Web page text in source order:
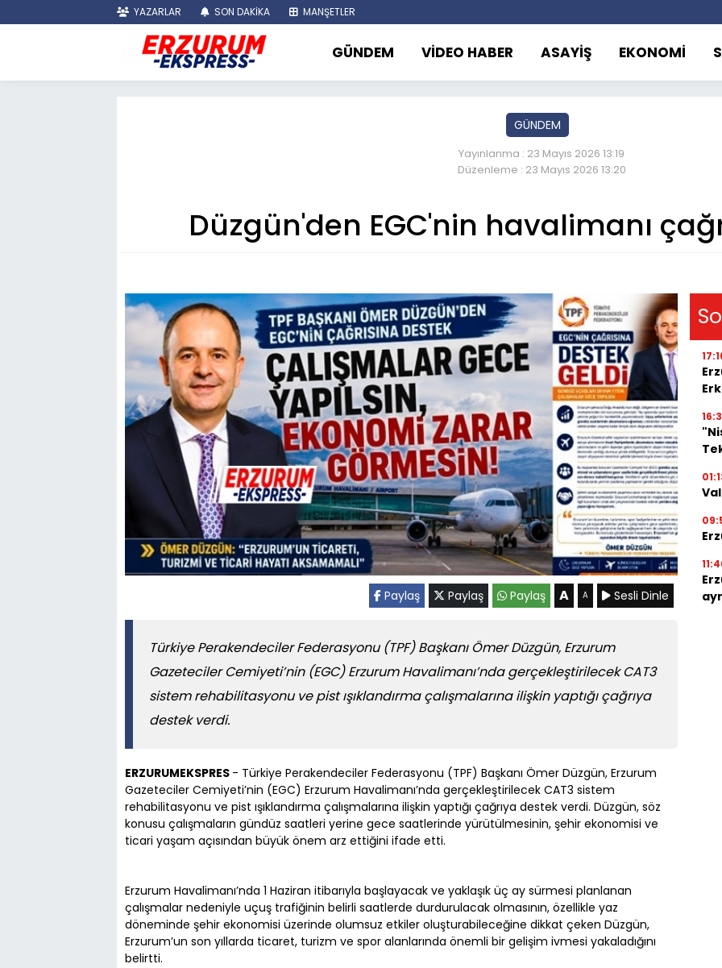
YAZARLAR SON DAKİKA MANŞETLER
GÜNDEM VİDEO HABER ASAYİŞ EKONOMİ
GÜNDEM
Yayınlanma : 23 Mayıs 2026 13:19
Düzenleme : 23 Mayıs 2026 13:20
Düzgün'den EGC'nin havalimanı
Paylaş Paylaş Paylaş A A Sesli Dinle
Türkiye Perakendeciler Federasyonu (TPF) Başkanı Ömer Düzgün, Erzurum
Gazeteciler Cemiyeti’nin (EGC) Erzurum Havalimanı’nda gerçekleştirilecek CAT3
sistem rehabilitasyonu ve pist ışıklandırma çalışmalarına ilişkin yaptığı çağrıya
destek verdi.
ERZURUMEKSPRES - Türkiye Perakendeciler Federasyonu (TPF) Başkanı Ömer Düzgün, Erzurum
Gazeteciler Cemiyeti’nin (EGC) Erzurum Havalimanı’nda gerçekleştirilecek CAT3 sistem
rehabilitasyonu ve pist ışıklandırma çalışmalarına ilişkin yaptığı çağrıya destek verdi. Düzgün, söz
konusu çalışmaların gündüz saatleri yerine gece saatlerinde yürütülmesinin, şehir ekonomisi ve
ticari yaşam açısından büyük önem arz ettiğini ifade etti.
Erzurum Havalimanı’nda 1 Haziran itibarıyla başlayacak ve yaklaşık üç ay sürmesi planlanan
çalışmalar nedeniyle uçuş trafiğinin belirli saatlerde durdurulacak olmasının, özellikle yaz
döneminde şehir ekonomisi üzerinde olumsuz etkiler oluşturabileceğine dikkat çeken Düzgün,
Erzurum’un son yıllarda ticaret, turizm ve spor alanlarında önemli bir gelişim ivmesi yakaladığını
belirtti.